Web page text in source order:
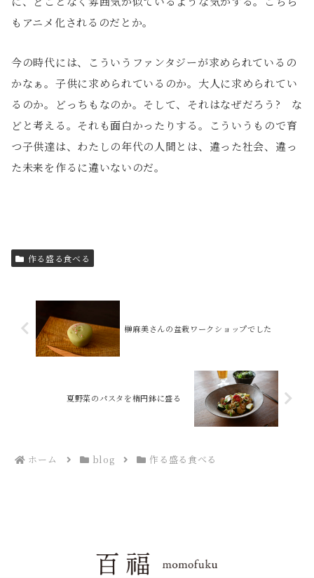
もアニメ化されるのだとか。
今の時代には、こういうファンタジーが求められているの
かなぁ。子供に求められているのか。大人に求められてい
るのか。どっちもなのか。そして、それはなぜだろう? な
どと考える。それも面白かったりする。こういうもので育
つ子供達は、わたしの年代の人間とは、違った社会、違っ
た未来を作るに違いないのだ。
作る盛る食べる
榊麻美さんの盆栽ワークショップでした
夏野菜のパスタを楕円鉢に盛る
ホーム blog 作る盛る食べる